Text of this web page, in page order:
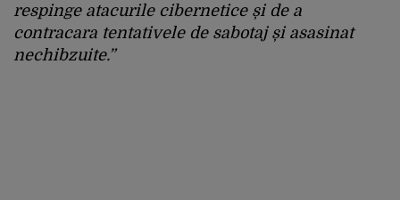
respinge atacurile cibernetice și de a
contracara tentativele de sabotaj și asasinat
nechibzuite.”